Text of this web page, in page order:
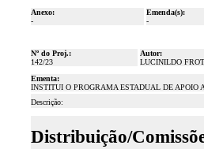
Anexo:
-
Emenda(s):
-
Nº do Proj.:
142/23
Autor:
LUCINILDO
Ementa:
INSTITUI O PROGRAMA ESTADUAL DE APOIO
Descrição:
Distribuição/